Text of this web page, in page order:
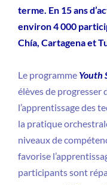
terme. En 15 ans
environ4 000
Chía, Cartagena et
Le programme Youth
élèves de progresser
l’apprentissage des
la pratique
niveaux de
favorise
participants sont